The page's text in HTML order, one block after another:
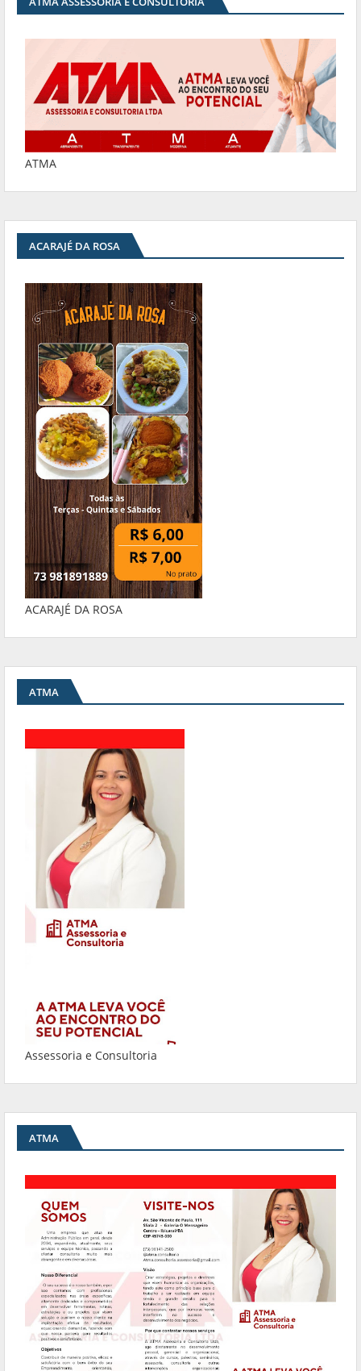
ATMA
ACARAJÉ DA ROSA
ACARAJÉ DA ROSA
ATMA
Assessoria e Consultoria
ATMA